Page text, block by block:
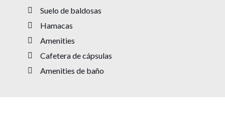
Suelo de baldosas
Hamacas
Amenities
Cafetera de cápsulas
Amenities de baño